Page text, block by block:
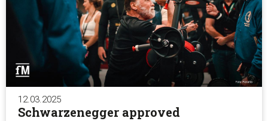
12.03.2025
Schwarzenegger approved